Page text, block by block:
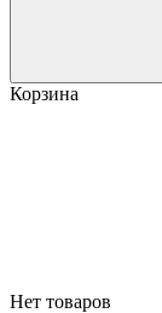
Корзина
Нет товаров